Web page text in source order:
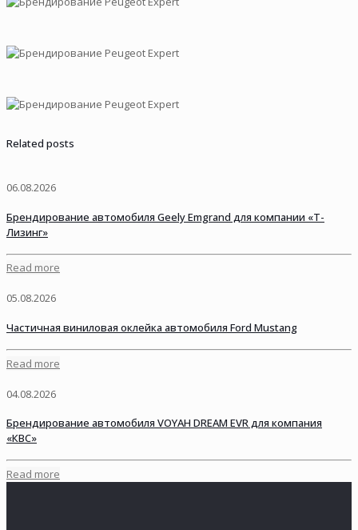
Related posts
06.08.2026
Брендирование автомобиля Geely Emgrand для компании «Т-
Лизинг»
Read more
05.08.2026
Частичная виниловая оклейка автомобиля Ford Mustang
Read more
04.08.2026
Брендирование автомобиля VOYAH DREAM EVR для компания
«КВС»
Read more